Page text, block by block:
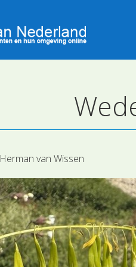
Herman van Wissen